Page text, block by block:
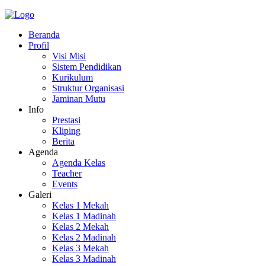
Beranda
Profil
Visi Misi
Sistem Pendidikan
Kurikulum
Struktur Organisasi
Jaminan Mutu
Info
Prestasi
Kliping
Berita
Agenda
Agenda Kelas
Teacher
Events
Galeri
Kelas 1 Mekah
Kelas 1 Madinah
Kelas 2 Mekah
Kelas 2 Madinah
Kelas 3 Mekah
Kelas 3 Madinah